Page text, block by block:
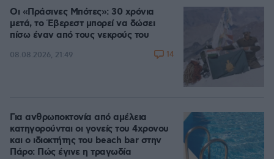
Οι «Πράσινες Μπότες»: 30 χρόνια
μετά, το Έβερεστ μπορεί να δώσει
πίσω έναν από τους νεκρούς του
08.08.2026, 21:49 14
Για ανθρωποκτονία από αμέλεια
κατηγορούνται οι γονείς του 4χρονου
και ο ιδιοκτήτης του beach bar στην
Πάρο: Πώς έγινε η τραγωδία